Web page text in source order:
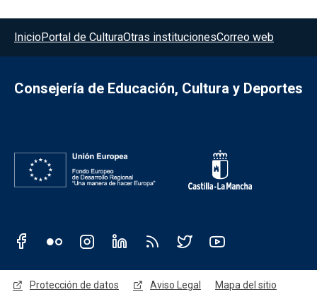
Menú del pie
InicioPortal de CulturaOtras institucionesCorreo web
Consejería de Educación, Cultura y Deportes
Redes sociales JCCM
Menú legal
Protección de datos Aviso Legal Mapa del sitio